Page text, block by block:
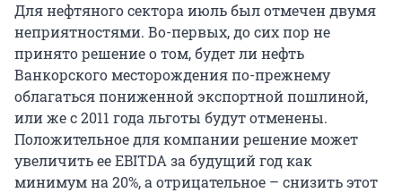
Для нефтяного сектора июль был отмечен двумя
неприятностями. Во-первых, до сих пор не
принято решение о том, будет ли нефть
Ванкорского месторождения по-прежнему
облагаться пониженной экспортной пошлиной,
или же с 2011 года льготы будут отменены.
Положительное для компании решение может
увеличить ее EBITDA за будущий год как
минимум на 20%, а отрицательное – снизить этот